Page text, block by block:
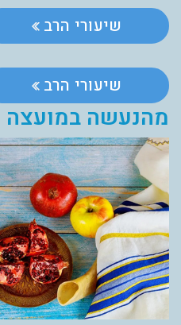
שיעורי הרב
שיעורי הרב
מהנעשה במועצה